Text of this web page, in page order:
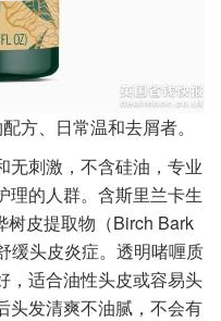
方、日常温和去屑者。
无刺激，不含硅油，专业
理的人群。含斯里兰卡生
树皮提取物（Birch Bark
缓头皮炎症。透明啫喱质
，适合油性头皮或容易头
头发清爽不油腻，不会有